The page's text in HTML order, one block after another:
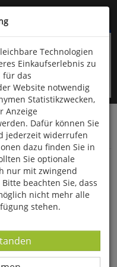
960
Zeitschriften
Technologien
Einkaufserlebnis zu
für das
Website notwendig
Statistikzwecken,
Anzeige
Dafür können Sie
jederzeit widerrufen
dazu finden Sie in
Sie optionale
nur mit zwingend
beachten Sie, dass
nicht mehr alle
stehen.
-